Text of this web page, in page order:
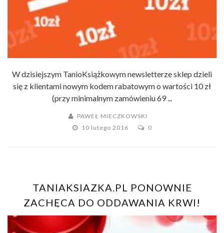
W dzisiejszym TanioKsiążkowym newsletterze sklep dzieli
się z klientami nowym kodem rabatowym o wartości 10 zł
(przy minimalnym zamówieniu 69 ...
PAWEŁ MIECZKOWSKI
10 lutego 2016
0
TANIAKSIAZKA.PL PONOWNIE
ZACHĘCA DO ODDAWANIA KRWI!